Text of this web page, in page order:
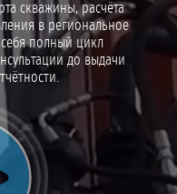
скважины, расчёта
в региональное
полный цикл
до выдачи
видео